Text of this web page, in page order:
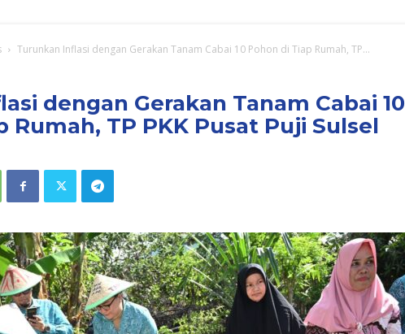
Turunkan Inflasi dengan Gerakan Tanam Cabai 10 Pohon di Tiap Rumah, TP...
dengan Gerakan Tanam Cabai 10
Rumah, TP PKK Pusat Puji Sulsel